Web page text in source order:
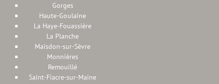
Gorges
Haute-Goulaine
La Haye-Fouassière
La Planche
Maisdon-sur-Sèvre
Monnières
Remouillé
Saint-Fiacre-sur-Maine